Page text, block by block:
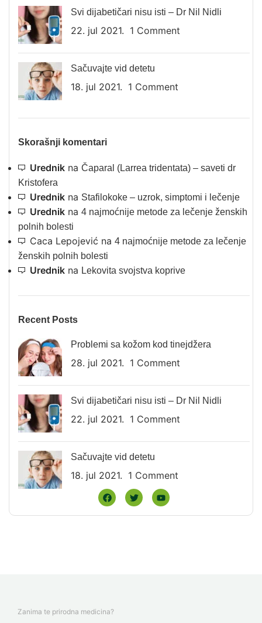
Svi dijabetičari nisu isti – Dr Nil Nidli
22. jul 2021. 1 Comment
Sačuvajte vid detetu
18. jul 2021. 1 Comment
Skorašnji komentari
Urednik na Čaparal (Larrea tridentata) – saveti dr
Kristofera
Urednik na Stafilokoke – uzrok, simptomi i lečenje
Urednik na 4 najmoćnije metode za lečenje ženskih
polnih bolesti
Caca Lepojević na 4 najmoćnije metode za lečenje
ženskih polnih bolesti
Urednik na Lekovita svojstva koprive
Recent Posts
Problemi sa kožom kod tinejdžera
28. jul 2021. 1 Comment
Svi dijabetičari nisu isti – Dr Nil Nidli
22. jul 2021. 1 Comment
Sačuvajte vid detetu
18. jul 2021. 1 Comment
Zanima te prirodna medicina?